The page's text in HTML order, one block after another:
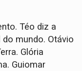
Téo diz a
mundo. Otávio
Glória
Guiomar